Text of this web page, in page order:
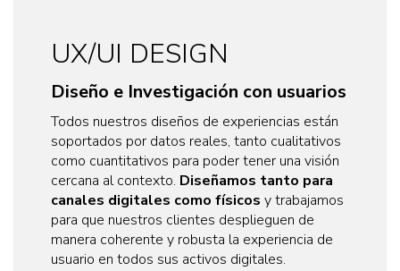
UX/UI DESIGN
Diseño e Investigación con usuarios
Todos nuestros diseños de experiencias están
soportados por datos reales, tanto cualitativos
como cuantitativos para poder tener una visión
cercana al contexto. Diseñamos tanto para
canales digitales como físicos y trabajamos
para que nuestros clientes desplieguen de
manera coherente y robusta la experiencia de
usuario en todos sus activos digitales​.